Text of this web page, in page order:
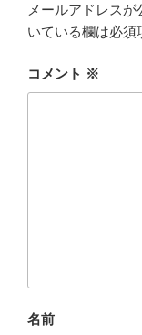
メールアドレスが
いている欄は必須
コメント ※
名前